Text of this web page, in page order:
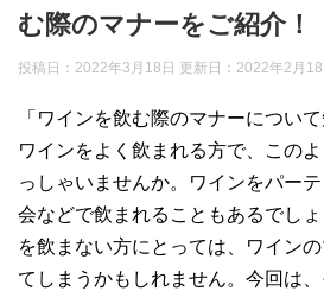
む際のマナーをご紹介！
投稿日：2022年3月18日 更新日： 2022年2月18
「ワインを飲む際のマナーについて
ワインをよく飲まれる方で、この
っしゃいませんか。ワインをパー
会などで飲まれることもあるでし
を飲まない方にとっては、ワイン
てしまうかもしれません。今回は